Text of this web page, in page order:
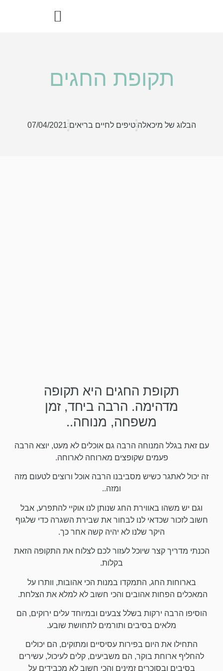
תקופת החגים
הבלוג של מיכאלה טיפים לחיים בריאים 07/04/2021
תקופת החגים היא תקופה
מדהימה. הרבה ביחד, זמן
משפחה, מנוחה..
עם זאת בגלל המנוחה הרבה גם אוכלים לא מעט, יוצא הרבה
פעמים שקופצים מארוחה לארוחה.
זה יכול לאתגר כשיש מסביבנו הרבה אוכל ורוצים לטעום מזה
ומזה..
וגם יש משהו באווירת החג שנותן לנו אוקיי להתפרע, אבל
חשוב לזכור שכדאי לנו לבחור את שבירת השגרה כדי שלגוף
היקר שלנו לא יהיה קשה אחר כך.
הכנתי מדריך קצר שיוכל לעזור לכם לצלוח את התקופה הזאת
בקלות.
בארוחות החג, התמקדו במנות הכי אהובות, וותרו על
המאכלים הפחות אהובים והכי חשוב לא למלא את הצלחת.
הוסיפו הרבה ירקות בשלל צבעים ובמיוחד עלים ירוקים, הם
מלאים בסיבים ותורמים לתחושת שובע.
התחילו את היום בפירות עסיסיים ומתוקים, הם יכולים
להחליף ארוחת בוקר, הם משביעים, קלים לעיכול, עשירים
בסיבים ובסוכרים זמינים והכי חשוב לא מכבידים על